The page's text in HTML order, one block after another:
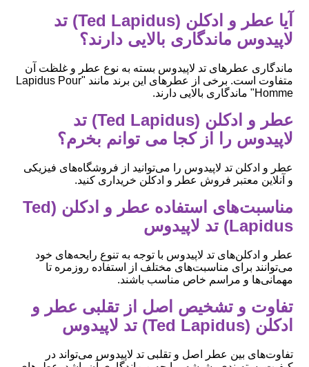
آیا عطر و ادکلن (Ted Lapidus) تد
لاپیدوس ماندگاری بالایی دارند؟
ماندگاری عطرهای تد لاپیدوس بسته به نوع عطر و غلظت آن
متفاوت است. برخی از عطرهای این برند مانند "Lapidus Pour
Homme" ماندگاری بالایی دارند.
عطر و ادکلن (Ted Lapidus) تد
لاپیدوس را از کجا می توانم بخرم؟
عطر و ادکلن تد لاپیدوس را می‌توانید از فروشگاه‌های فیزیکی
و آنلاین معتبر فروش عطر و ادکلن خریداری کنید.
مناسبت‌های استفاده عطر و ادکلن (Ted
Lapidus) تد لاپیدوس
عطر و ادکلن‌های تد لاپیدوس با توجه به تنوع رایحه‌های خود
می‌توانند برای مناسبت‌های مختلف از استفاده روزمره تا
مهمانی‌ها و مراسم خاص مناسب باشند.
تفاوت و تشخیص اصل از تقلبی عطر و
ادکلن (Ted Lapidus) تد لاپیدوس
تفاوت‌های بین عطر اصل و تقلبی تد لاپیدوس می‌تواند در